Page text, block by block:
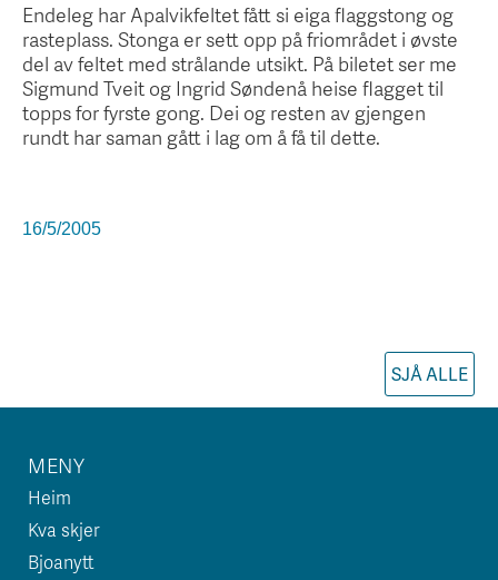
Endeleg har Apalvikfeltet fått si eiga flaggstong og
rasteplass. Stonga er sett opp på friområdet i øvste
del av feltet med strålande utsikt. På biletet ser me
Sigmund Tveit og Ingrid Søndenå heise flagget til
topps for fyrste gong. Dei og resten av gjengen
rundt har saman gått i lag om å få til dette.
16/5/2005
SJÅ ALLE
MENY
Heim
Kva skjer
Bjoanytt